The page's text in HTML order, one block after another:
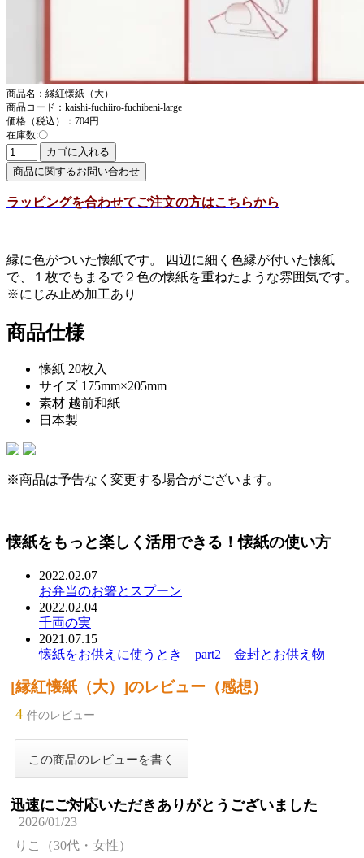
商品名：縁紅懐紙（大）
商品コード：kaishi-fuchiiro-fuchibeni-large
価格（税込）：704円
在庫数:〇
ラッピングを合わせてご注文の方はこちらから
——————
縁に色がついた懐紙です。 四辺に細く色縁が付いた懐紙
で、１枚でもまるで２色の懐紙を重ねたような雰囲気です。
※にじみ止め加工あり
商品仕様
懐紙 20枚入
サイズ 175mm×205mm
素材 越前和紙
日本製
※商品は予告なく変更する場合がございます。
懐紙をもっと楽しく活用できる！懐紙の使い方
2022.02.07
お弁当のお箸とスプーン
2022.02.04
千両の実
2021.07.15
懐紙をお供えに使うとき part2 金封とお供え物
[縁紅懐紙（大）]のレビュー（感想）
4 件のレビュー
迅速にご対応いただきありがとうございました
2026/01/23
りこ（30代・女性）